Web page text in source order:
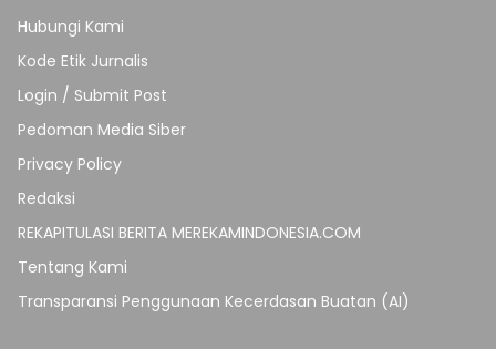
Hubungi Kami
Kode Etik Jurnalis
Login / Submit Post
Pedoman Media Siber
Privacy Policy
Redaksi
REKAPITULASI BERITA MEREKAMINDONESIA.COM
Tentang Kami
Transparansi Penggunaan Kecerdasan Buatan (AI)